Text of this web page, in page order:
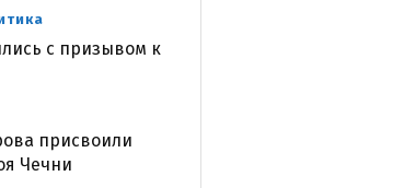
с призывом к
присвоили
Чечни